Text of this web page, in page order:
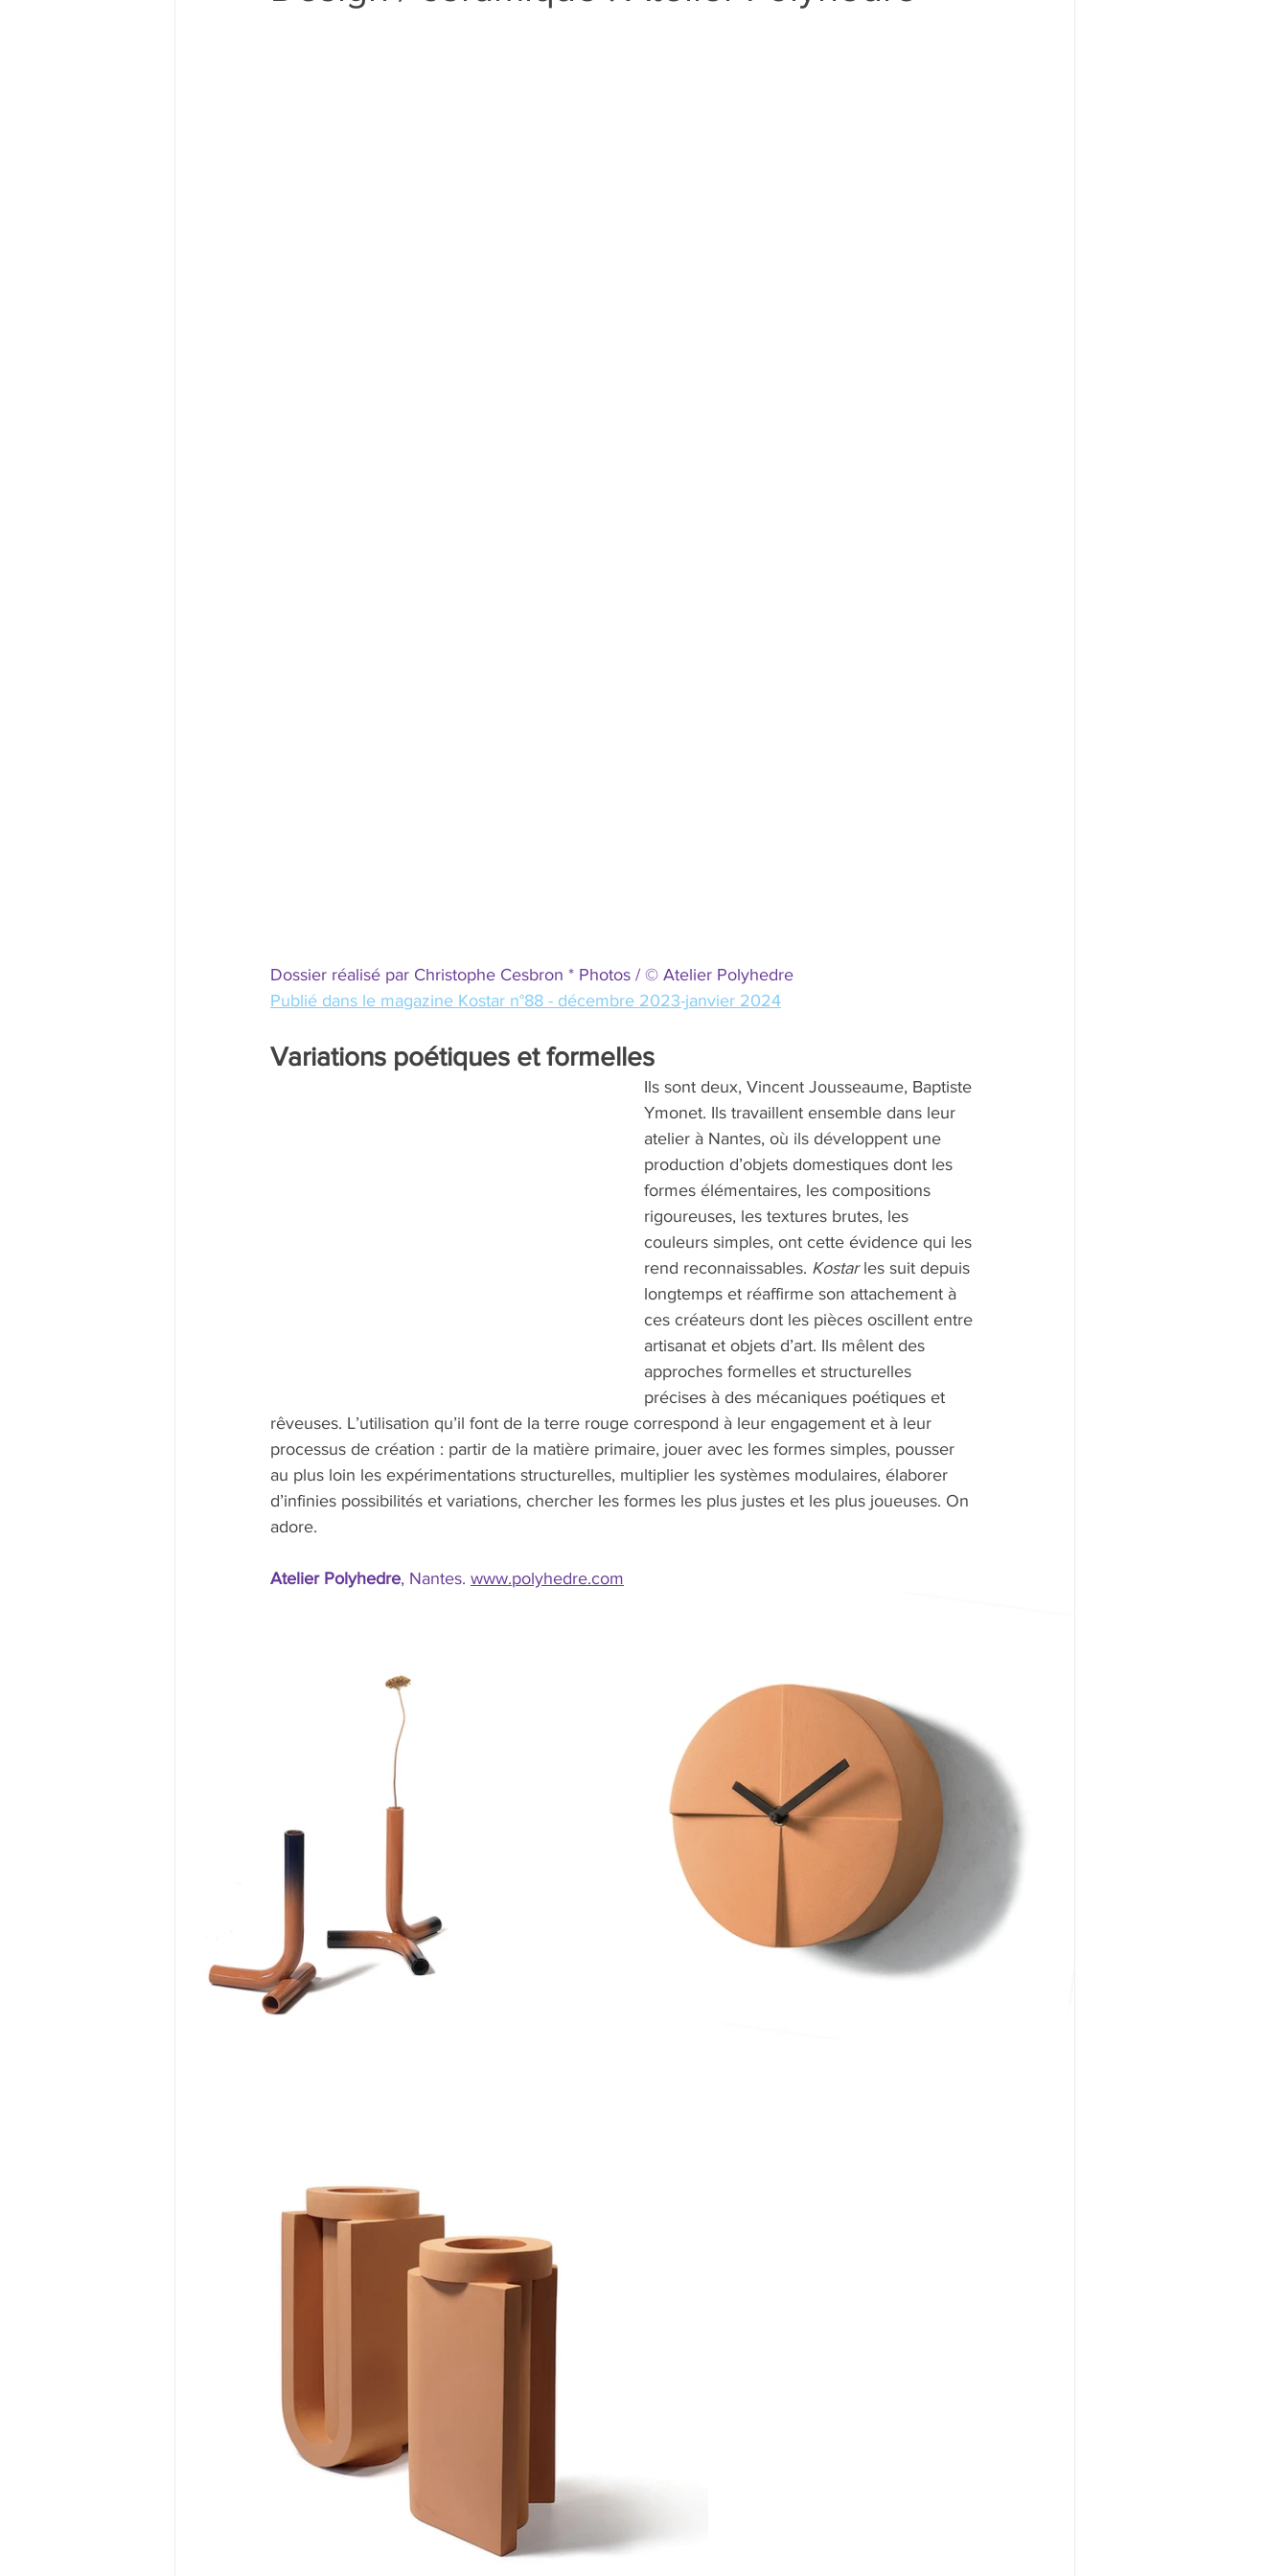
Dossier réalisé par Christophe Cesbron * Photos / © Atelier Polyhedre
Publié dans le magazine Kostar n°88 - décembre 2023-janvier 2024
Variations poétiques et formelles
Ils sont deux, Vincent Jousseaume, Baptiste
Ymonet. Ils travaillent ensemble dans leur
atelier à Nantes, où ils développent une
production d’objets domestiques dont les
formes élémentaires, les compositions
rigoureuses, les textures brutes, les
couleurs simples, ont cette évidence qui les
rend reconnaissables. Kostar les suit depuis
longtemps et réaffirme son attachement à
ces créateurs dont les pièces oscillent entre
artisanat et objets d’art. Ils mêlent des
approches formelles et structurelles
précises à des mécaniques poétiques et
rêveuses. L’utilisation qu’il font de la terre rouge correspond à leur engagement et à leur
processus de création : partir de la matière primaire, jouer avec les formes simples, pousser
au plus loin les expérimentations structurelles, multiplier les systèmes modulaires, élaborer
d’infinies possibilités et variations, chercher les formes les plus justes et les plus joueuses. On
adore.
Atelier Polyhedre, Nantes. www.polyhedre.com